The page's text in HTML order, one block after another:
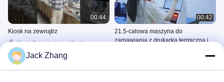
00:44
Kiosk na zewnątrz
Kioski Samodzielnego Wypłaty
November 22, 2024
00:42
21.5-calowa maszyna do
zamawiania z drukarką termiczną i
Jack Zhang